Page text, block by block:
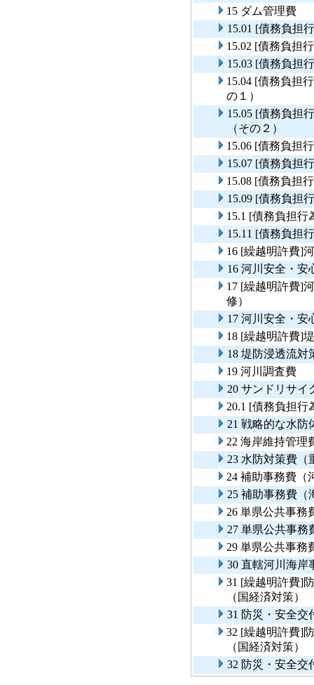
15 ダム管理費
15.01 [債務負担
15.02 [債務負担
15.03 [債務負担
15.04 [債務負担
の１）
15.05 [債務負担
（その２）
15.06 [債務負担
15.07 [債務負担
15.08 [債務負担
15.09 [債務負担
15.1 [債務負担
15.11 [債務負担
16 [繰越明許費]
16 河川安全・安
17 [繰越明許費]
修）
17 河川安全・安
18 [繰越明許費]
18 堤防浸透流対
19 河川調査費
20 サンドリサイ
20.1 [債務負担
21 戦略的な水防
22 海岸維持管理
23 水防対策費（
24 補助事務費（
25 補助事務費（
26 単県公共事務
27 単県公共事務
29 単県公共事務
30 直轄河川海岸
31 [繰越明許費]
（国経済対策）
31 防災・安全交
32 [繰越明許費]
（国経済対策）
32 防災・安全交